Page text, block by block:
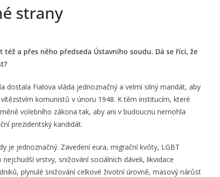
strany
a přes něho předseda Ústavního soudu. Dá se říci, že
dostala Fialova vláda jednoznačný a velmi silný mandát, aby
komunistů v únoru 1948. K těm institucím, které
volebního zákona tak, aby ani v budoucnu nemohla
prezidentský kandidát.
je jednoznačný. Zavedení eura, migrační kvóty, LGBT
vrstvy, snižování sociálních dávek, likvidace
plynulé snižování celkové životní úrovně, masový nárůst